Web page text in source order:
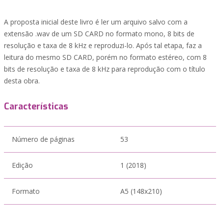
A proposta inicial deste livro é ler um arquivo salvo com a
extensão .wav de um SD CARD no formato mono, 8 bits de
resolução e taxa de 8 kHz e reproduzi-lo. Após tal etapa, faz a
leitura do mesmo SD CARD, porém no formato estéreo, com 8
bits de resolução e taxa de 8 kHz para reprodução com o título
desta obra.
Características
Número de páginas 53
Edição 1 (2018)
Formato A5 (148x210)